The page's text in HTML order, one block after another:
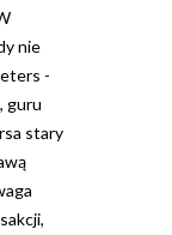
nie
-
guru
stary